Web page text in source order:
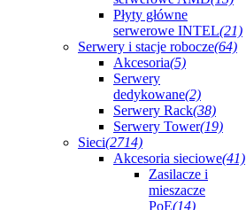
Płyty główne
serwerowe INTEL(21)
Serwery i stacje robocze(64)
Akcesoria(5)
Serwery
dedykowane(2)
Serwery Rack(38)
Serwery Tower(19)
Sieci(2714)
Akcesoria sieciowe(41)
Zasilacze i
mieszacze
PoE(14)